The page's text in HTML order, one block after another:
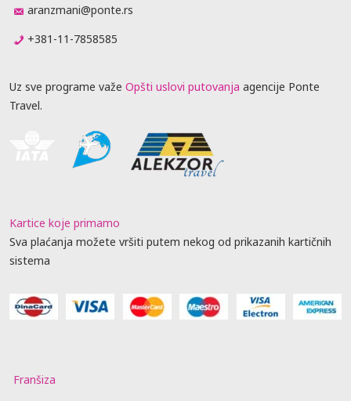
aranzmani@ponte.rs
+381-11-7858585
Uz sve programe važe Opšti uslovi putovanja agencije Ponte
Travel.
Kartice koje primamo
Sva plaćanja možete vršiti putem nekog od prikazanih kartičnih
sistema
Franšiza